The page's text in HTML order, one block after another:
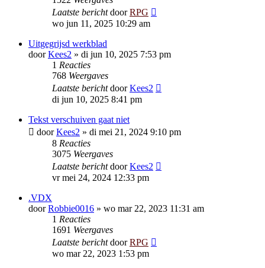
Laatste berichtdoorRPG
wo jun 11, 2025 10:29 am
Uitgegrijsd werkblad
doorKees2 » di jun 10, 2025 7:53 pm
1 Reacties
768 Weergaves
Laatste berichtdoorKees2
di jun 10, 2025 8:41 pm
Tekst verschuiven gaat niet
doorKees2 » di mei 21, 2024 9:10 pm
8 Reacties
3075 Weergaves
Laatste berichtdoorKees2
vr mei 24, 2024 12:33 pm
.VDX
doorRobbie0016 » wo mar 22, 2023 11:31 am
1 Reacties
1691 Weergaves
Laatste berichtdoorRPG
wo mar 22, 2023 1:53 pm